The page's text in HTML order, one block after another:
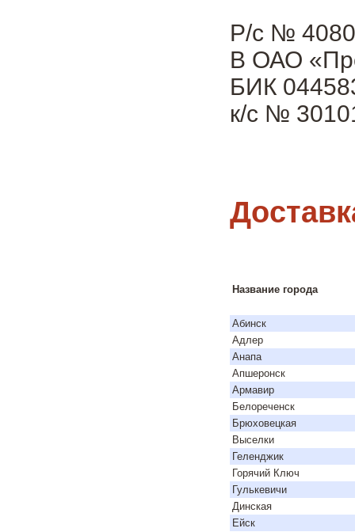
Р/с №
В ОАО
БИК
к/с №
Название города
Абинск
Адлер
Анапа
Апшеронск
Армавир
Белореченск
Брюховецкая
Выселки
Геленджик
Горячий Ключ
Гулькевичи
Динская
Ейск